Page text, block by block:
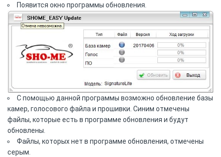
Появится окно программы обновления.
С помощью данной программы возможно обновление базы
камер, голосового файла и прошивки. Синим отмечены
файлы, которые есть в программе обновления и будут
обновлены.
Файлы, которых нет в программе обновления, отмечены
серым.